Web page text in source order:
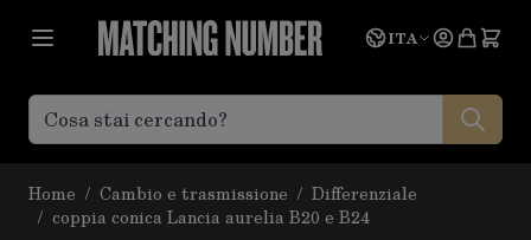
Lingua
ITA
Home / Cambio e trasmissione / Differenziale
/ coppia conica Lancia aurelia B20 e B24